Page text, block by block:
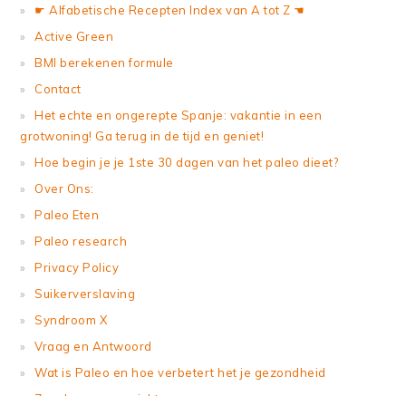
☛ Alfabetische Recepten Index van A tot Z ☚
Active Green
BMI berekenen formule
Contact
Het echte en ongerepte Spanje: vakantie in een
grotwoning! Ga terug in de tijd en geniet!
Hoe begin je je 1ste 30 dagen van het paleo dieet?
Over Ons:
Paleo Eten
Paleo research
Privacy Policy
Suikerverslaving
Syndroom X
Vraag en Antwoord
Wat is Paleo en hoe verbetert het je gezondheid